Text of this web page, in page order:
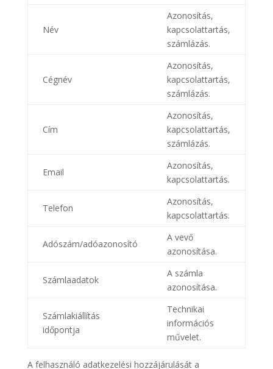
Név
Azonosítás,
kapcsolattartás,
számlázás.
Cégnév
Azonosítás,
kapcsolattartás,
számlázás.
Cím
Azonosítás,
kapcsolattartás,
számlázás.
Email
Azonosítás,
kapcsolattartás.
Telefon
Azonosítás,
kapcsolattartás.
Adószám/adóazonosító
A vevő
azonosítása.
Számlaadatok
A számla
azonosítása.
Számlakiállítás
időpontja
Technikai
információs
művelet.
A felhasználó adatkezelési hozzájárulását a